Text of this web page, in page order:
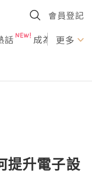
會員登記
話 成為U更多
提升電子設